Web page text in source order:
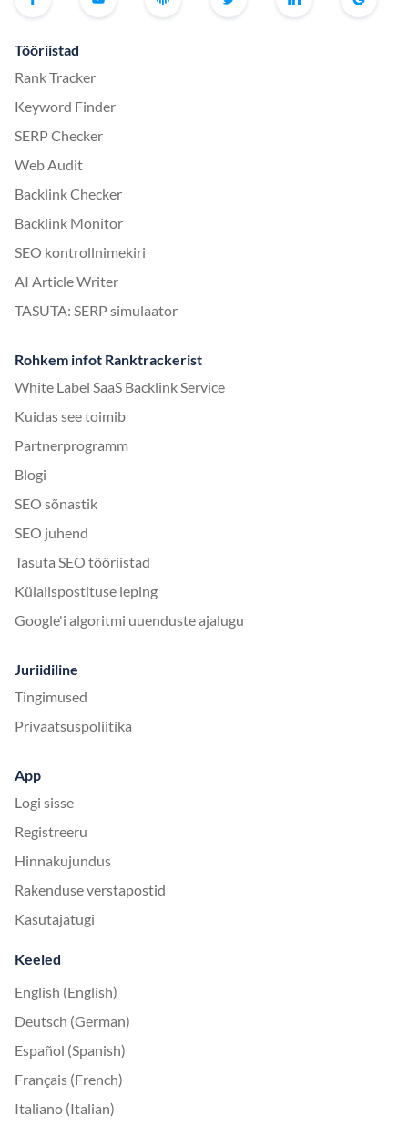
Tööriistad
Rank Tracker
Keyword Finder
SERP Checker
Web Audit
Backlink Checker
Backlink Monitor
SEO kontrollnimekiri
AI Article Writer
TASUTA: SERP simulaator
Rohkem infot Ranktrackerist
White Label SaaS Backlink Service
Kuidas see toimib
Partnerprogramm
Blogi
SEO sõnastik
SEO juhend
Tasuta SEO tööriistad
Külalispostituse leping
Google'i algoritmi uuenduste ajalugu
Juriidiline
Tingimused
Privaatsuspoliitika
App
Logi sisse
Registreeru
Hinnakujundus
Rakenduse verstapostid
Kasutajatugi
Keeled
English (English)
Deutsch (German)
Español (Spanish)
Français (French)
Italiano (Italian)